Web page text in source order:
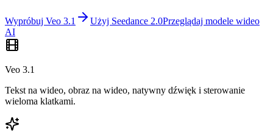
Wypróbuj Veo 3.1 Użyj Seedance 2.0Przeglądaj modele wideo
AI
Veo 3.1
Tekst na wideo, obraz na wideo, natywny dźwięk i sterowanie
wieloma klatkami.